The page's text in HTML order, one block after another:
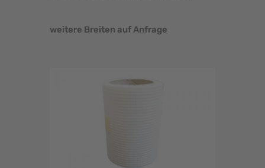
weitere Breiten auf Anfrage